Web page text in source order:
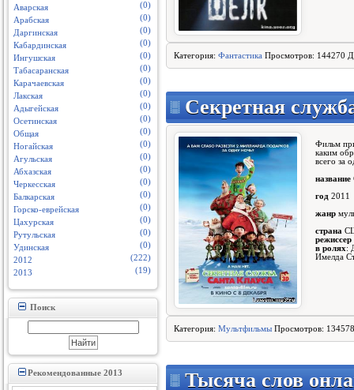
Аварская
(0)
Арабская
(0)
Даргинская
(0)
Кабардинская
(0)
Ингушская
(0)
Табасаранская
(0)
Карачаевская
(0)
Лакская
(0)
Адыгейская
(0)
Осетинская
(0)
Общая
(0)
Ногайская
(0)
Агульская
(0)
Абхазская
(0)
Черкесская
(0)
Балкарская
(0)
Горско-еврейская
(0)
Цахурская
(0)
Рутульская
(0)
Удинская
(0)
2012
(222)
2013
(19)
Поиск
Рекомендованные 2013
Категория: Фантастика Просмотров: 144270
Секретная
Фильм
каким
всего за
название
год 2011
жанр
страна
режиссер
в ролях:
Имелда
Категория: Мультфильмы Просмотров:
Тысяча слов